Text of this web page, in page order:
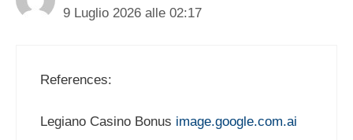
9 Luglio 2026 alle 02:17
References:
Legiano Casino Bonus image.google.com.ai